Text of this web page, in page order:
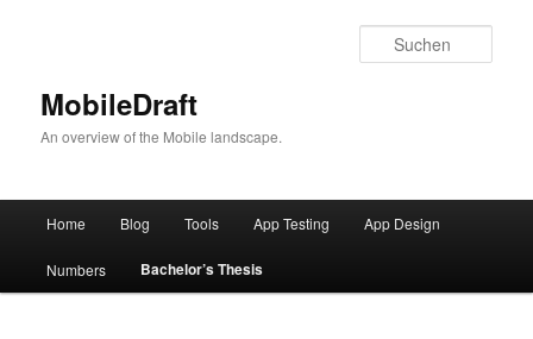
MobileDraft
An overview of the Mobile landscape.
Zum
Inhalt
Home Blog Tools App Testing App Design
Numbers Bachelor’s Thesis